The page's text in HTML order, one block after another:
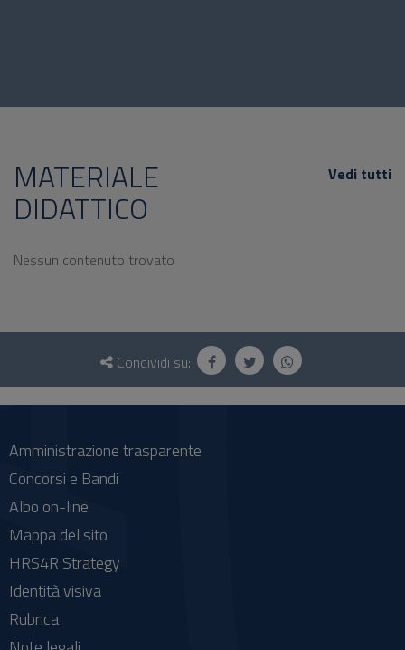
MATERIALE
DIDATTICO
Vedi tutti
Nessun contenuto trovato
Questionario
social
Condividi su:
Amministrazione trasparente
Concorsi e Bandi
Albo on-line
Mappa del sito
HRS4R Strategy
Identità visiva
Rubrica